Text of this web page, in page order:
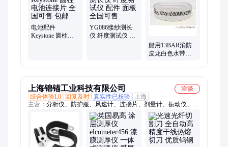
电池配件
Keystone 圆柱电
YG086缕纱测长
仪 纤度测试仪 配
船用13BAR消防
皮龙白色水带
上海锦锚工业科技有限公司
洽谈
综合体验L0
回复及时 真实性已核验
上海
主营： 分析仪、防护服、风速计、连接片、剂量计、振动仪、减
压器、测量仪、护目镜、温湿度、水分仪、uv-340auv、黑度
仪、十字划、测温仪、传感器、清洗剂、折光仪、热电偶、色差
仪、内窥镜、样品瓶、流量计、电导率、金达通、电火花